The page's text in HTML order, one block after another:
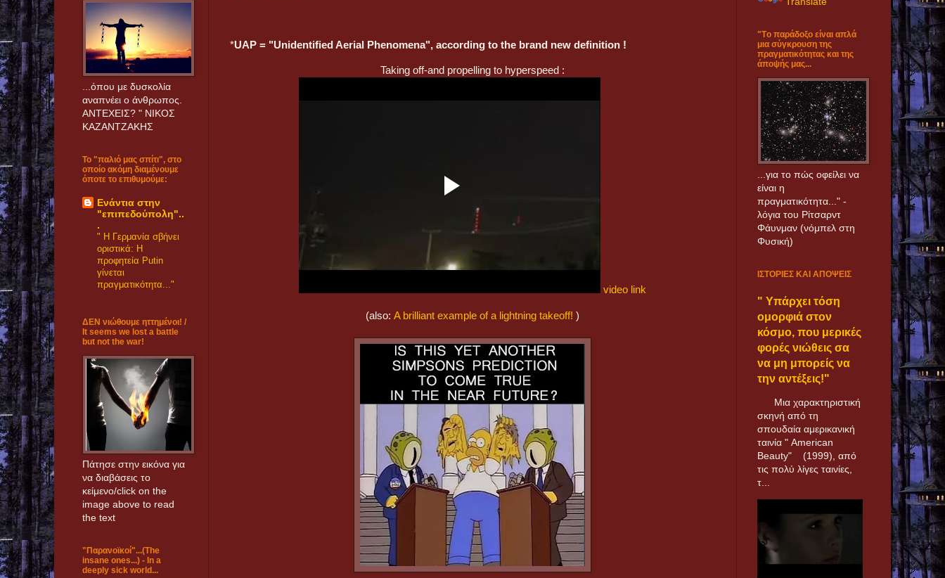
*UAP = "Unidentified Aerial Phenomena", according to the brand new definition !
Taking off-and propelling to hyperspeed :
video link
(also: Α brilliant example of a lightning takeoff! )
...όπου με δυσκολία
αναπνέει ο άνθρωπος.
ANTEXEΙΣ? " ΝΙΚΟΣ
ΚΑΖΑΝΤΖΑΚΗΣ
Το "παλιό μας σπίτι", στο
οποίο ακόμη διαμένουμε
όποτε το επιθυμούμε:
Eνάντια στην
"επιπεδούπολη"..
.
" Η Γερμανία σβήνει
οριστικά: Η
προφητεία Putin
γίνεται
πραγματικότητα..."
ΔΕΝ νιώθουμε ηττημένοι! /
It seems we lost a battle
but not the war!
Πάτησε στην εικόνα για
να διαβάσεις το
κείμενο/click on the
image above to read
the text
"Παρανοϊκοί"...(The
insane ones...) - In a
deeply sick world...
"Tο παράδοξο είναι απλά
μια σύγκρουση της
πραγματικότητας και της
άποψής μας...
...για το πώς οφείλει να
είναι η
πραγματικότητα..." -
λόγια του Ρίτσαρντ
Φάυνμαν (νόμπελ στη
Φυσική)
ΙΣΤΟΡΙΕΣ ΚΑΙ ΑΠΟΨΕΙΣ
" Υπάρχει τόση
ομορφιά στον
κόσμο, που μερικές
φορές νιώθεις σα
να μη μπορείς να
την αντέξεις!"
Μια χαρακτηριστική
σκηνή από τη
σπουδαία αμερικανική
ταινία " American
Beauty" (1999), από
τις πολύ λίγες ταινίες,
τ...